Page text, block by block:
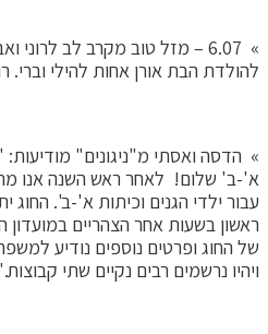
» 6.07 – מזל טוב מקרב לב
להולדת הבת אורן אחות להילי וברי.
» הדסה ואסתי מ"ניגונים" מודיעות:
א'-ב' שלום! לאחר ראש השנה אנו
עבור ילדי הגנים וכיתות א'-ב'. החוג
ראשון בשעות אחר הצהריים במועדון
של החוג ופרטים נוספים נודיע
ויהיו נרשמים רבים נקיים שתי